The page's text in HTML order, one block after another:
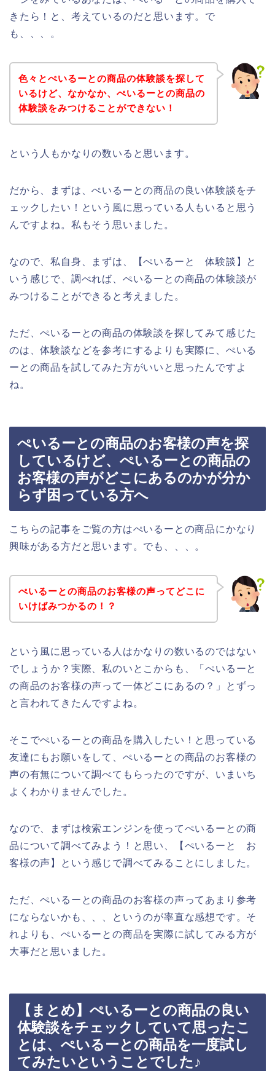
きたら！と、考えているのだと思います。で
も、、、。
色々とぺいるーとの商品の体験談を探して
いるけど、なかなか、ぺいるーとの商品の
体験談をみつけることができない！
という人もかなりの数いると思います。
だから、まずは、ぺいるーとの商品の良い体験談をチ
ェックしたい！という風に思っている人もいると思う
んですよね。私もそう思いました。
なので、私自身、まずは、【ぺいるーと 体験談】と
いう感じで、調べれば、ぺいるーとの商品の体験談が
みつけることができると考えました。
ただ、ぺいるーとの商品の体験談を探してみて感じた
のは、体験談などを参考にするよりも実際に、ぺいる
ーとの商品を試してみた方がいいと思ったんですよ
ね。
ぺいるーとの商品のお客様の声を探
しているけど、ぺいるーとの商品の
お客様の声がどこにあるのかが分か
らず困っている方へ
こちらの記事をご覧の方はぺいるーとの商品にかなり
興味がある方だと思います。でも、、、。
ぺいるーとの商品のお客様の声ってどこに
いけばみつかるの！？
という風に思っている人はかなりの数いるのではない
でしょうか？実際、私のいとこからも、「ぺいるーと
の商品のお客様の声って一体どこにあるの？」とずっ
と言われてきたんですよね。
そこでぺいるーとの商品を購入したい！と思っている
友達にもお願いをして、ぺいるーとの商品のお客様の
声の有無について調べてもらったのですが、いまいち
よくわかりませんでした。
なので、まずは検索エンジンを使ってぺいるーとの商
品について調べてみよう！と思い、【ぺいるーと お
客様の声】という感じで調べてみることにしました。
ただ、ぺいるーとの商品のお客様の声ってあまり参考
にならないかも、、、というのが率直な感想です。そ
れよりも、ぺいるーとの商品を実際に試してみる方が
大事だと思いました。
【まとめ】ぺいるーとの商品の良い
体験談をチェックしていて思ったこ
とは、ぺいるーとの商品を一度試し
てみたいということでした♪